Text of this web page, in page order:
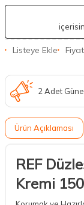
Listeye Ekle
2 Adet
Ürün Açıklaması
REF
Kremi